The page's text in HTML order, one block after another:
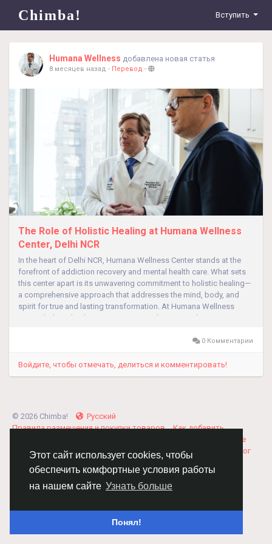
Этот сайт использует cookies, чтобы
обеспечить комфортные условия работы
на нашем сайте Узнать больше
Понял!
Chimba! Вступить
Humana Wellness добавлена новая статья
8 месяцев назад - Перевод -
The Role of Holistic Healing at Humana Wellness
Center, Delhi NCR
In the heart of Delhi NCR, Humana Wellness Center stands at the
forefront of addiction recovery and mental health care. What sets
this center apart is its unwavering commitment to holistic healing—
a comprehensive approach that addresses the mind, body, and
spirit for true and lasting transformation. At Humana Wellness
Center, holistic healing is not just a trend; it is a guiding...
0 Комментарии
Войдите, чтобы отмечать, делиться и комментировать!
© 2026 Chimba!
Русский
Правила размещения и покупки товаров
Как добавить
Соглашение
Политика Конфиденциальности
Свяжитесь с нами Каталог